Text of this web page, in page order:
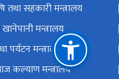
तथा सहकारी मन्त्रालय
मन्त्रालय
पर्यटन मन्त्रालय
कल्याण मन्त्रालय